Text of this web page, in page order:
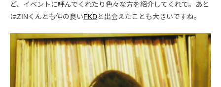
ど、イベントに呼んでくれたり色々な方を紹介してくれて。あと
はZINくんとも仲の良いFKDと出会えたことも大きいですね。